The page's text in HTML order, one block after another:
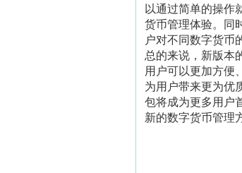
以通过简单的操作
货币管理体验。同
户对不同数字货币
总的来说，新版本
用户可以更加方便
为用户带来更为优
包将成为更多用户
新的数字货币管理